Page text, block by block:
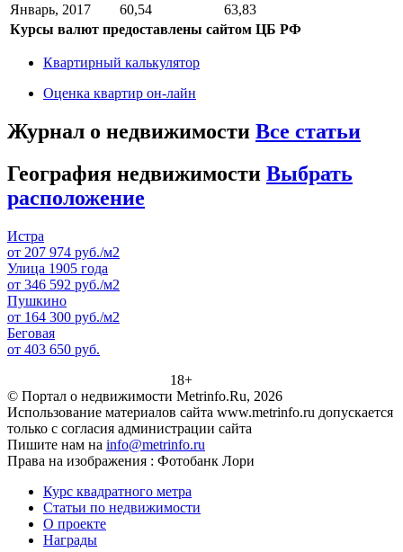
Январь, 2017
60,54
63,83
Курсы валют предоставлены сайтом ЦБ РФ
Квартирный калькулятор
Оценка квартир он-лайн
Журнал о недвижимости Все статьи
География недвижимости Выбрать
расположение
Истра
от 207 974 руб./м2
Улица 1905 года
от 346 592 руб./м2
Пушкино
от 164 300 руб./м2
Беговая
от 403 650 руб.
18+
© Портал о недвижимости Metrinfo.Ru, 2026
Использование материалов сайта www.metrinfo.ru допускается
только с согласия администрации сайта
Пишите нам на info@metrinfo.ru
Права на изображения : Фотобанк Лори
Курс квадратного метра
Статьи по недвижимости
О проекте
Награды